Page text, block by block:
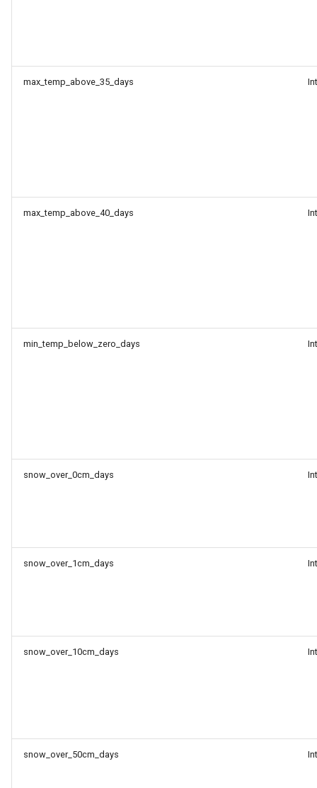
max_temp_above_35_days
max_temp_above_40_days
min_temp_below_zero_days
snow_over_0cm_days
snow_over_1cm_days
snow_over_10cm_days
snow_over_50cm_days